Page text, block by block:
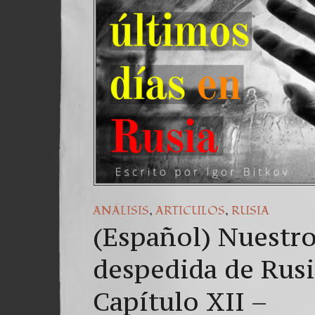
ANÁLISIS, ARTICULOS, RUSIA
(Español)
despedida de
Capítulo XII –